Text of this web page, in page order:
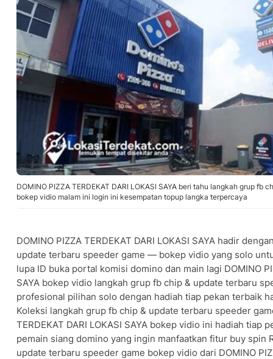
DOMINO PIZZA TERDEKAT DARI LOKASI SAYA beri tahu langkah grup fb
bokep vidio malam ini login ini kesempatan topup langka terpercaya
DOMINO PIZZA TERDEKAT DARI LOKASI SAYA hadir
update terbaru speeder game — bokep vidio yang solo
lupa ID buka portal komisi domino dan main lagi DOMINO
SAYA bokep vidio langkah grup fb chip & update terbaru
profesional pilihan solo dengan hadiah tiap pekan terbaik
Koleksi langkah grup fb chip & update terbaru speeder
TERDEKAT DARI LOKASI SAYA bokep vidio ini hadiah tiap
pemain siang domino yang ingin manfaatkan fitur buy spin
update terbaru speeder game bokep vidio dari DOMINO